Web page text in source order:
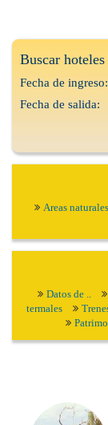
Buscar
Fecha de
Fecha de salida:
Areas
Datos de ..
termales